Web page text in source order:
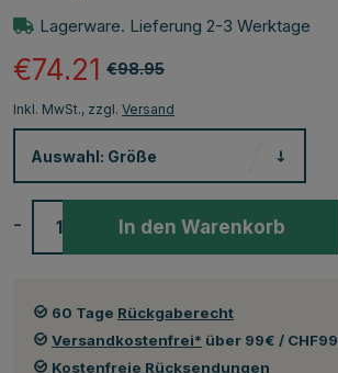
Lagerware. Lieferung 2-3 Werktage
€98.95
€74.21
Inkl. MwSt., zzgl. Versand
Auswahl: Größe
- In den Warenkorb
60 Tage Rückgaberecht
Versandkostenfrei* über 99€ / CHF99
Kostenfreie Rücksendungen